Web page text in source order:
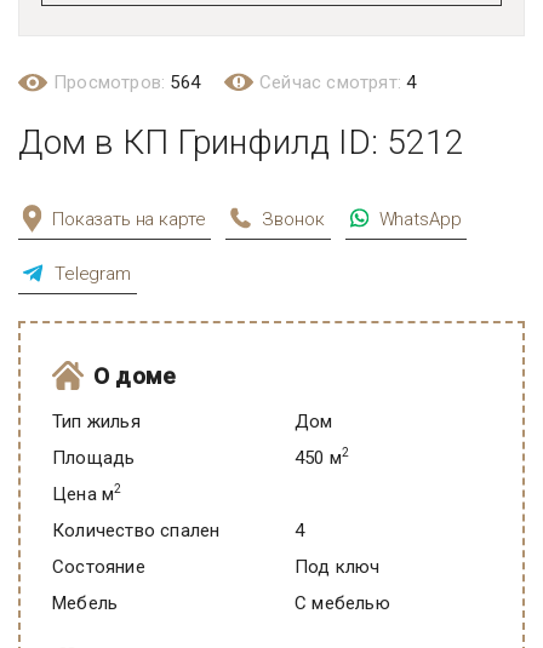
Просмотров: 564 Сейчас смотрят:4
Дом в КП Гринфилд ID: 5212
Показать на карте Звонок WhatsApp
Telegram
О доме
Тип жилья
Дом
Площадь
450 м2
Цена м2
Количество спален
4
Состояние
под ключ
Мебель
C мебелью